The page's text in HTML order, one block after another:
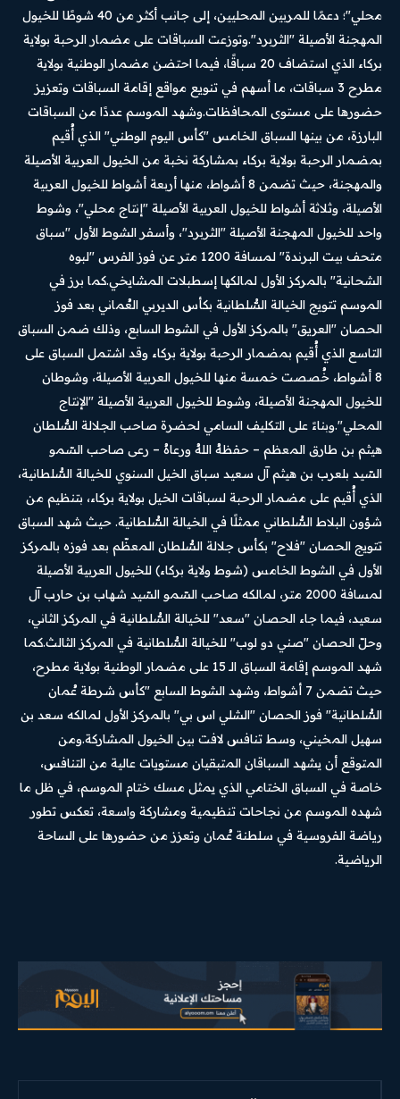
محلي"؛ دعمًا للمربين المحليين، إلى جانب أكثر من 40 شوطًا للخيول
المهجنة الأصيلة "الثربرد".وتوزعت السباقات على مضمار الرحبة بولاية
بركاء الذي استضاف 20 سباقًا، فيما احتضن مضمار الوطنية بولاية
مطرح 3 سباقات، ما أسهم في تنويع مواقع إقامة السباقات وتعزيز
حضورها على مستوى المحافظات.وشهد الموسم عددًا من السباقات
البارزة، من بينها السباق الخامس "كأس اليوم الوطني" الذي أُقيم
بمضمار الرحبة بولاية بركاء بمشاركة نخبة من الخيول العربية الأصيلة
والمهجنة، حيث تضمن 8 أشواط، منها أربعة أشواط للخيول العربية
الأصيلة، وثلاثة أشواط للخيول العربية الأصيلة "إنتاج محلي"، وشوط
واحد للخيول المهجنة الأصيلة "الثربرد"، وأسفر الشوط الأول "سباق
متحف بيت البرندة" لمسافة 1200 متر عن فوز الفرس "لبوه
الشحانية" بالمركز الأول لمالكها إسطبلات المشايخي.كما برز في
الموسم تتويج الخيالة السُّلطانية بكأس الديربي العُماني بعد فوز
الحصان "العريق" بالمركز الأول في الشوط السابع، وذلك ضمن السباق
التاسع الذي أُقيم بمضمار الرحبة بولاية بركاء وقد اشتمل السباق على
8 أشواط، خُصصت خمسة منها للخيول العربية الأصيلة، وشوطان
للخيول المهجنة الأصيلة، وشوط للخيول العربية الأصيلة "الإنتاج
المحلي".وبناءً على التكليف السامي لحضرة صاحب الجلالة السُّلطان
هيثم بن طارق المعظم – حفظهُ اللهُ ورعاهُ – رعى صاحب السّمو
السّيد بلعرب بن هيثم آل سعيد سباق الخيل السنوي للخيالة السُّلطانية،
الذي أُقيم على مضمار الرحبة لسباقات الخيل بولاية بركاء، بتنظيم من
شؤون البلاط السُّلطاني ممثلًا في الخيالة السُّلطانية. حيث شهد السباق
تتويج الحصان "فلاح" بكأس جلالة السُّلطان المعظّم بعد فوزه بالمركز
الأول في الشوط الخامس (شوط ولاية بركاء) للخيول العربية الأصيلة
لمسافة 2000 متر، لمالكه صاحب السّمو السّيد شهاب بن حارب آل
سعيد، فيما جاء الحصان "سعد" للخيالة السُّلطانية في المركز الثاني،
وحلّ الحصان "صني دو لوب" للخيالة السُّلطانية في المركز الثالث.كما
شهد الموسم إقامة السباق الـ 15 على مضمار الوطنية بولاية مطرح،
حيث تضمن 7 أشواط، وشهد الشوط السابع "كأس شرطة عُمان
السُّلطانية" فوز الحصان "الشلي اس بي" بالمركز الأول لمالكه سعد بن
سهيل المخيني، وسط تنافس لافت بين الخيول المشاركة.ومن
المتوقع أن يشهد السباقان المتبقيان مستويات عالية من التنافس،
خاصة في السباق الختامي الذي يمثل مسك ختام الموسم، في ظل ما
شهده الموسم من نجاحات تنظيمية ومشاركة واسعة، تعكس تطور
رياضة الفروسية في سلطنة عُمان وتعزز من حضورها على الساحة
الرياضية.